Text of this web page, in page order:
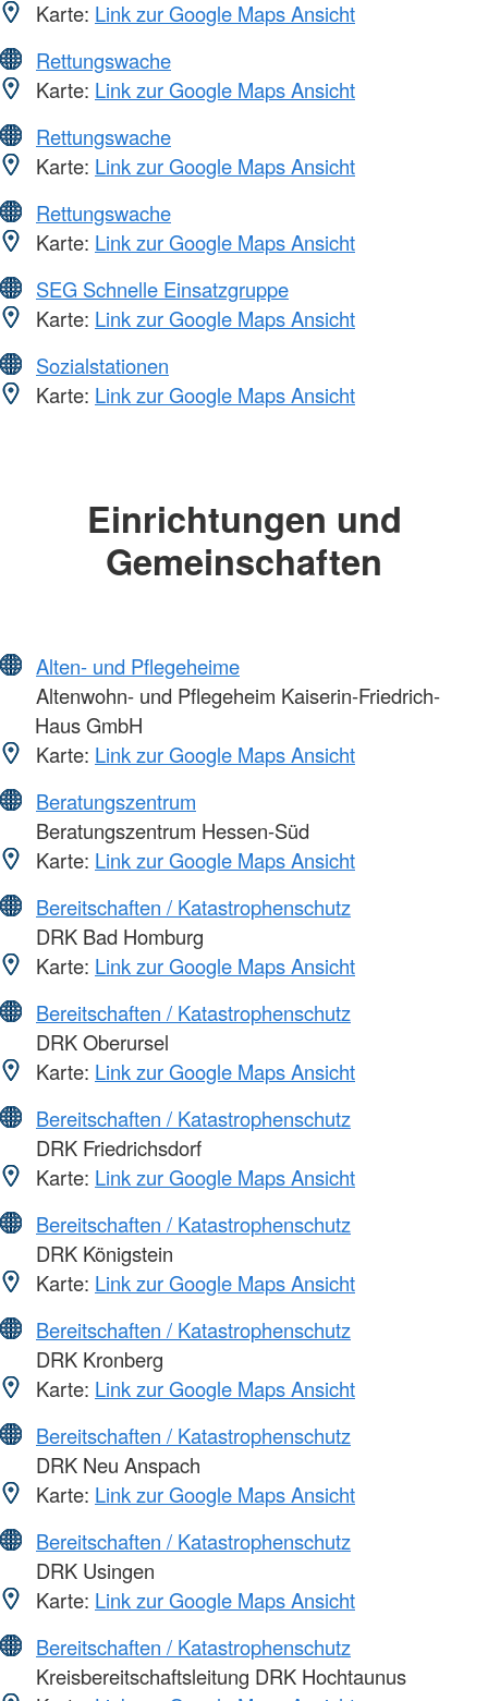
Karte: Link zur Google Maps Ansicht
Rettungswache
Karte: Link zur Google Maps Ansicht
Rettungswache
Karte: Link zur Google Maps Ansicht
Rettungswache
Karte: Link zur Google Maps Ansicht
SEG Schnelle Einsatzgruppe
Karte: Link zur Google Maps Ansicht
Sozialstationen
Karte: Link zur Google Maps Ansicht
Einrichtungen und
Gemeinschaften
Alten- und Pflegeheime
Altenwohn- und Pflegeheim Kaiserin-Friedrich-
Haus GmbH
Karte: Link zur Google Maps Ansicht
Beratungszentrum
Beratungszentrum Hessen-Süd
Karte: Link zur Google Maps Ansicht
Bereitschaften / Katastrophenschutz
DRK Bad Homburg
Karte: Link zur Google Maps Ansicht
Bereitschaften / Katastrophenschutz
DRK Oberursel
Karte: Link zur Google Maps Ansicht
Bereitschaften / Katastrophenschutz
DRK Friedrichsdorf
Karte: Link zur Google Maps Ansicht
Bereitschaften / Katastrophenschutz
DRK Königstein
Karte: Link zur Google Maps Ansicht
Bereitschaften / Katastrophenschutz
DRK Kronberg
Karte: Link zur Google Maps Ansicht
Bereitschaften / Katastrophenschutz
DRK Neu Anspach
Karte: Link zur Google Maps Ansicht
Bereitschaften / Katastrophenschutz
DRK Usingen
Karte: Link zur Google Maps Ansicht
Bereitschaften / Katastrophenschutz
Kreisbereitschaftsleitung DRK Hochtaunus